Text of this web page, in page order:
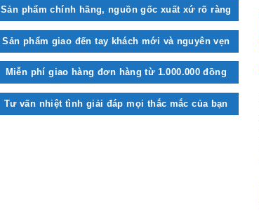
Sản phẩm chính hãng, nguồn gốc xuất xứ rõ ràng
Sản phẩm giao đến tay khách mới và nguyên vẹn
Miễn phí giao hàng đơn hàng từ 1.000.000 đồng
Tư vấn nhiệt tình giải đáp mọi thắc mắc của bạn